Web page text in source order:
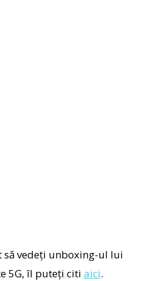
să vedeți unboxing-ul lui
5G, îl puteți citi aici.